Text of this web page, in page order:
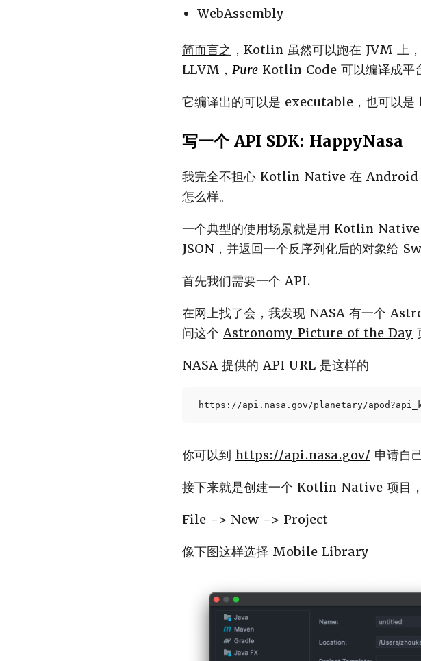
WebAssembly
简而言之 ，Kotlin 虽然可以跑在 JVM 上
LLVM， Pure Kotlin Code 可以编译成平
它编译出的可以是 executable，也可以
写一个 API SDK: HappyNasa
我完全不担心 Kotlin Native 在 Android
怎么样。
一个典型的使用场景就是用 Kotlin
JSON，并返回一个反序列化后的对象给
首先我们需要一个 API.
在网上找了会，我发现 NASA 有一个
问这个 Astronomy Picture of the Day
NASA 提供的 API URL 是这样的
https://api.nasa.gov/planetary/
你可以到 https://api.nasa.gov/ 申请自
接下来就是创建一个 Kotlin Native 项目
File -> New -> Project
像下图这样选择 Mobile Library